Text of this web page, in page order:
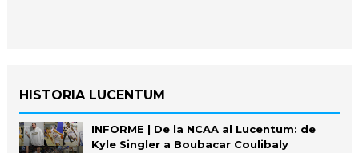
HISTORIA LUCENTUM
INFORME | De la NCAA al Lucentum: de
Kyle Singler a Boubacar Coulibaly